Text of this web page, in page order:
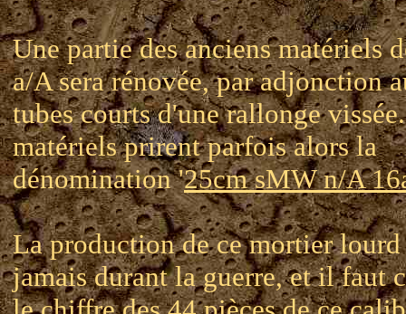
Une partie des anciens matériels
a/A sera rénovée, par adjonction
tubes courts d'une rallonge
matériels prirent parfois alors la
dénomination '25cm sMW n/A
La production de ce mortier lourd
jamais durant la guerre, et il faut